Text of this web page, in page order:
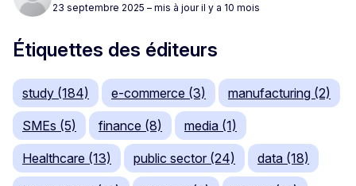
23 septembre 2025 – mis à jour il y a 10 mois
Étiquettes des éditeurs
study (184) e-commerce (3) manufacturing (2)
SMEs (5) finance (8) media (1)
Healthcare (13) public sector (24) data (18)